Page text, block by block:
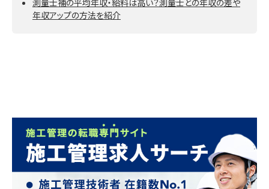
測量士補の平均年収・給料は高い？測量士との年収の差や
年収アップの方法を紹介